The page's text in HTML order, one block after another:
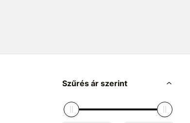
Szűrés ár szerint